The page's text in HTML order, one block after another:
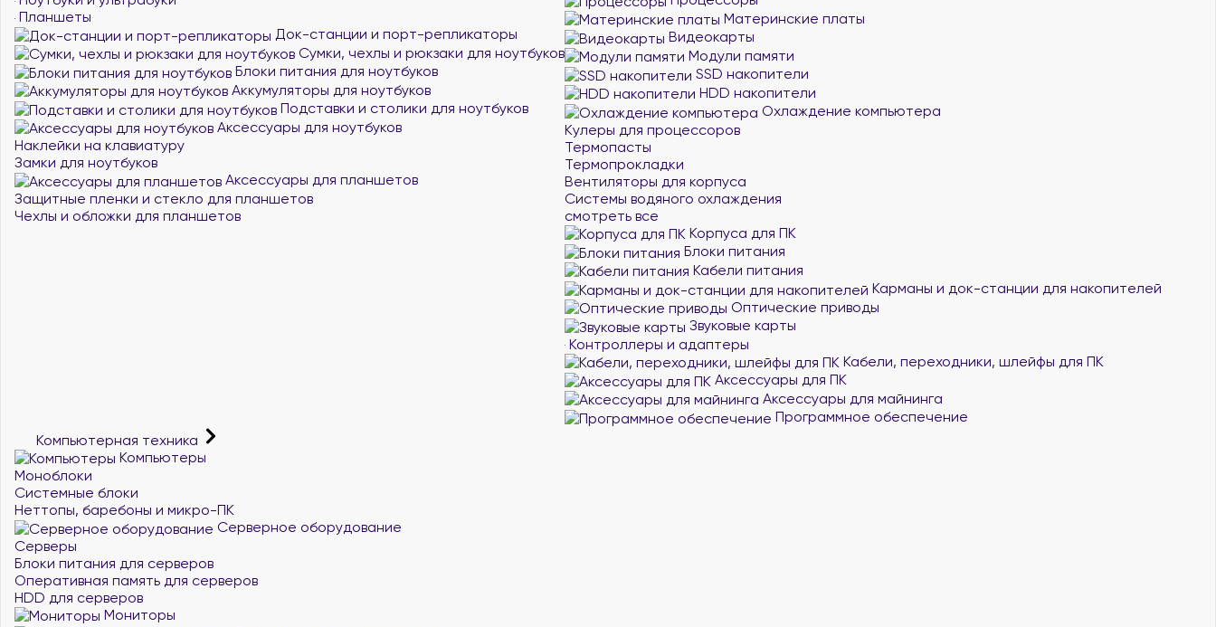
Планшеты
Док-станции и порт-репликаторы
Сумки, чехлы и рюкзаки для ноутбуков
Блоки питания для ноутбуков
Аккумуляторы для ноутбуков
Подставки и столики для ноутбуков
Аксессуары для ноутбуков
Наклейки на клавиатуру
Замки для ноутбуков
Аксессуары для планшетов
Защитные пленки и стекло для планшетов
Чехлы и обложки для планшетов
Материнские платы
Видеокарты
Модули памяти
SSD накопители
HDD накопители
Охлаждение компьютера
Кулеры для процессоров
Термопасты
Термопрокладки
Вентиляторы для корпуса
Системы водяного охлаждения
смотреть все
Корпуса для ПК
Блоки питания
Кабели питания
Карманы и док-станции для накопителей
Оптические приводы
Звуковые карты
Контроллеры и адаптеры
Кабели, переходники, шлейфы для ПК
Аксессуары для ПК
Аксессуары для майнинга
Программное обеспечение
Компьютерная техника
Компьютеры
Моноблоки
Системные блоки
Неттопы, баребоны и микро-ПК
Серверное оборудование
Серверы
Блоки питания для серверов
Оперативная память для серверов
HDD для серверов
Мониторы